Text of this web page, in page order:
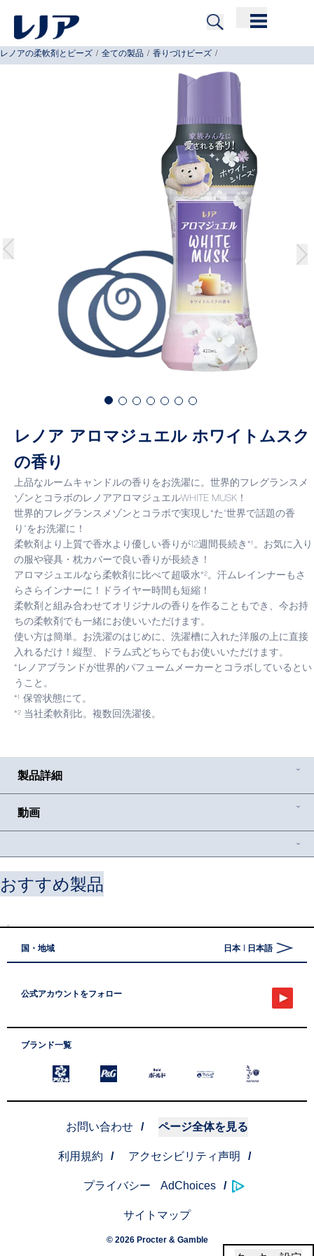
レノアの柔軟剤とビーズ / 全ての製品 / 香りづけビーズ /
レノア アロマジュエル ホワイトムスク
の香り
上品なルームキャンドルの香りをお洗濯に。世界的フレグランスメ
ゾンとコラボのレノアアロマジュエルWHITE MUSK！
世界的フレグランスメゾンとコラボで実現し*た”世界で話題の香
り”をお洗濯に！
柔軟剤より上質で香水より優しい香りが12週間長続き*¹。お気に入り
の服や寝具・枕カバーで良い香りが長続き！
アロマジュエルなら柔軟剤に比べて超吸水*²。汗ムレインナーもさ
らさらインナーに！ドライヤー時間も短縮！
柔軟剤と組み合わせてオリジナルの香りを作ることもでき、今お持
ちの柔軟剤でも一緒にお使いいただけます。
使い方は簡単。お洗濯のはじめに、洗濯槽に入れた洋服の上に直接
入れるだけ！縦型、ドラム式どちらでもお使いいただけます。
*レノアブランドが世界的パフュームメーカーとコラボしているとい
うこと。
*¹ 保管状態にて。
*² 当社柔軟剤比。複数回洗濯後。
製品詳細
動画
レノアアロマジュエル ホワイトシリーズ篇 ３０秒
おすすめ製品
国・地域 日本 | 日本語
公式アカウントをフォロー
ブランド一覧
ArielFooterIconPandGFooterIconBoldFooterIconHouseLogoFooterIcon
お問い合わせ / ページ全体を見る
利用規約 / アクセシビリティ声明 /
プライバシー AdChoices /
サイトマップ
© 2026 Procter & Gamble